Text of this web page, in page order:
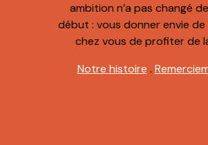
ambition n’a pas changé
début : vous donner envie
chez vous de profiter de
Notre histoire .